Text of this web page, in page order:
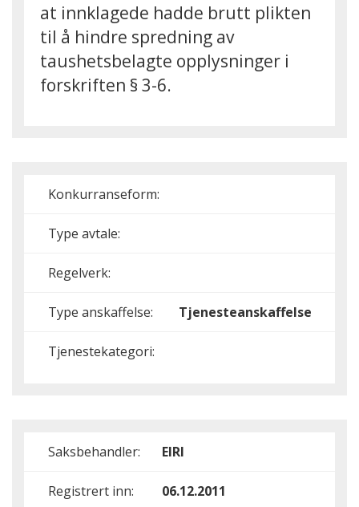
at innklagede hadde brutt plikten
til å hindre spredning av
taushetsbelagte opplysninger i
forskriften § 3-6.
Konkurranseform:
Type avtale:
Regelverk:
Type anskaffelse: Tjenesteanskaffelse
Tjenestekategori:
Saksbehandler: EIRI
Registrert inn: 06.12.2011